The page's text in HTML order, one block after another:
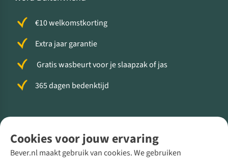
Cookies voor jouw ervaring
Bever.nl maakt gebruik van cookies. We gebruiken
€10 welkomstkorting
Extra jaar garantie
Gratis wasbeurt voor je slaapzak of jas
365 dagen bedenktijd